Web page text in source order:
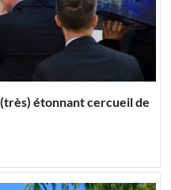
étonnant cercueil de